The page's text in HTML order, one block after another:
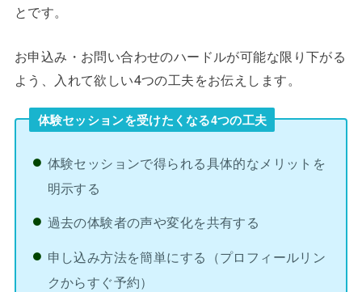
とです。
お申込み・お問い合わせのハードルが可能な限り下がる
よう、入れて欲しい4つの工夫をお伝えします。
体験セッションを受けたくなる4つの工夫
体験セッションで得られる具体的なメリットを
明示する
過去の体験者の声や変化を共有する
申し込み方法を簡単にする（プロフィールリン
クからすぐ予約）